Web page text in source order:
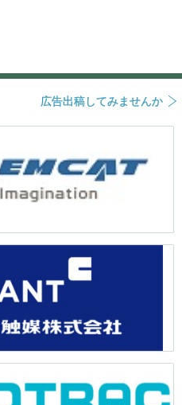
広告出稿してみませんか